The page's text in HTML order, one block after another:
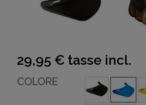
29,95 € tasse incl.
COLORE